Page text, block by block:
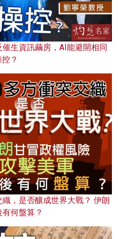
生資訊繭房，AI能避開相同
？
，是否釀成世界大戰？ 伊朗
何盤算？